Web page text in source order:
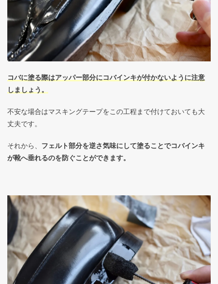
コバに塗る際はアッパー部分にコバインキが付かないように注意
しましょう。
不安な場合はマスキングテープをこの工程まで付けておいても大
丈夫です。
それから、 フェルト部分を逆さ気味にして塗ることでコバインキ
が靴へ垂れるのを防ぐことができます。